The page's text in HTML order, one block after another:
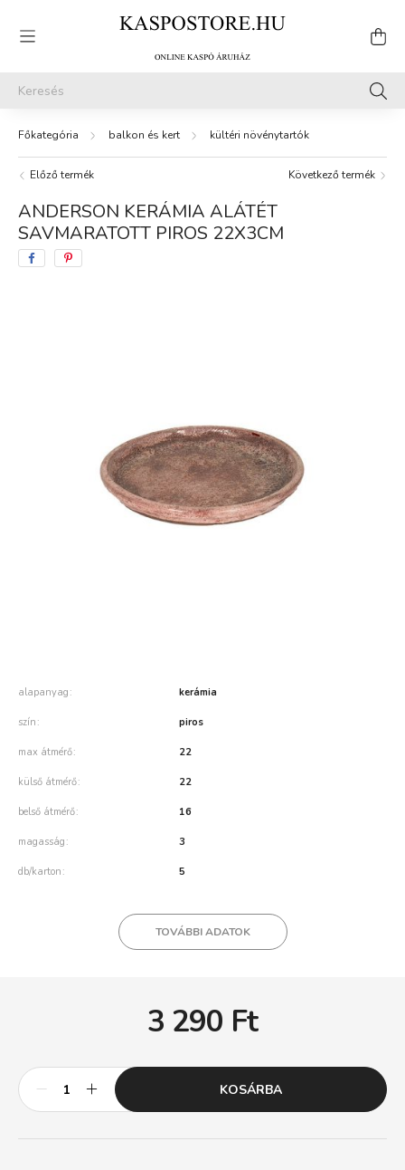
balkon és kert kültéri növénytartók
Előző termék Következő termék
ANDERSON KERÁMIA ALÁTÉT
SAVMARATOTT PIROS 22X3CM
alapanyag kerámia
szín piros
max átmérő 22
külső átmérő 22
belső átmérő 16
magasság 3
db/karton 5
TOVÁBBI ADATOK
3 290 Ft
KOSÁRBA